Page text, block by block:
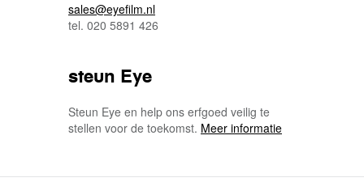
sales@eyefilm.nl
tel. 020 5891 426
steun Eye
Steun Eye en help ons erfgoed veilig te
stellen voor de toekomst. Meer informatie